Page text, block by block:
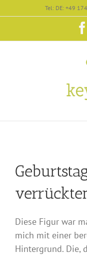
Inhalt
Tel: DE: +49
Diese Figur war
mich mit einer
Hintergrund. Die,